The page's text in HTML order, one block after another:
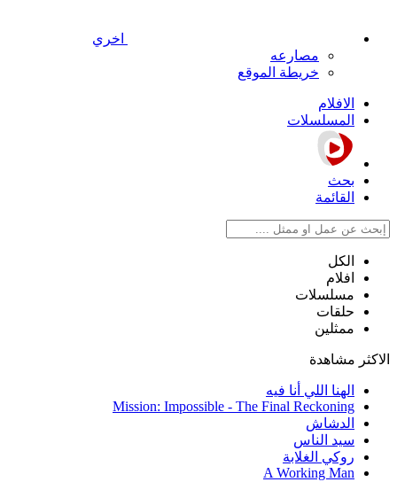
اخري
مصارعه
خريطة الموقع
الافلام
المسلسلات
بحث
القائمة
الكل
افلام
مسلسلات
حلقات
ممثلين
الاكثر مشاهدة
الهنا اللي أنا فيه
Mission: Impossible - The Final Reckoning
الدشاش
سيد الناس
روكي الغلابة
A Working Man